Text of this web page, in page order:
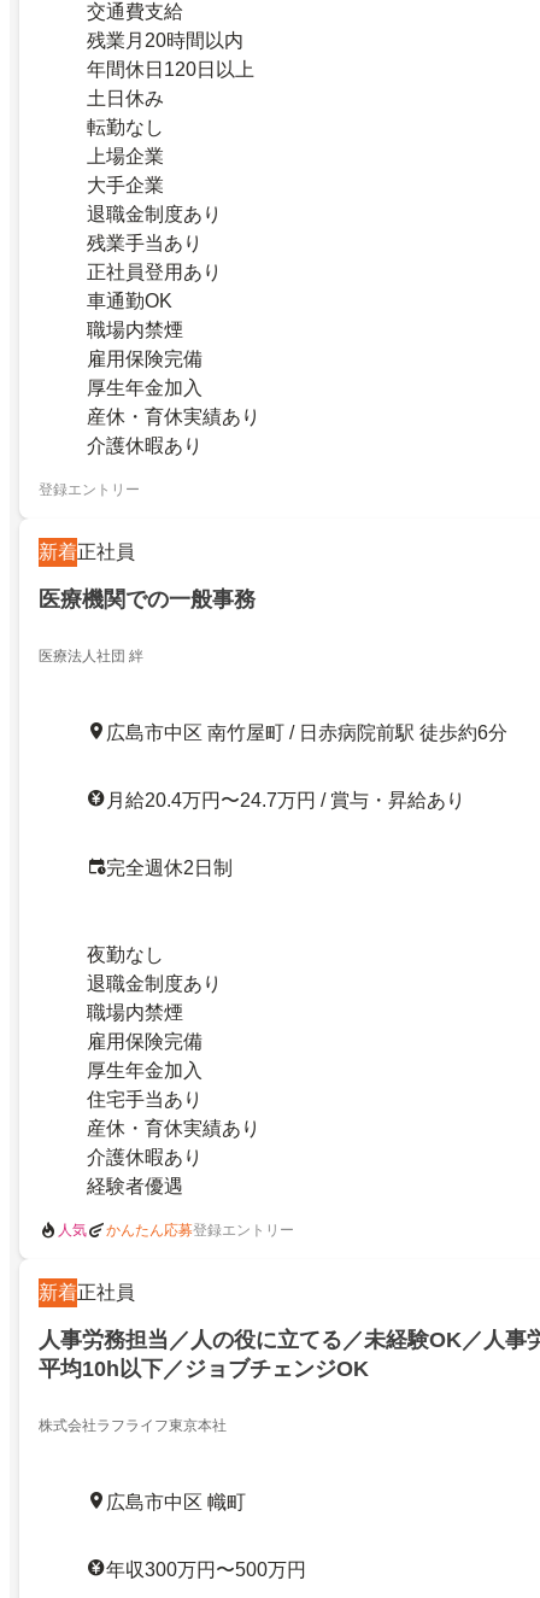
交通費支給
残業月20時間以内
年間休日120日以上
土日休み
転勤なし
上場企業
大手企業
退職金制度あり
残業手当あり
正社員登用あり
車通勤OK
職場内禁煙
雇用保険完備
厚生年金加入
産休・育休実績あり
介護休暇あり
登録エントリー
新着正社員
医療機関での一般事務
医療法人社団 絆
広島市中区 南竹屋町 / 日赤病院前駅 徒歩約6分
月給20.4万円〜24.7万円 / 賞与・昇給あり
完全週休2日制
夜勤なし
退職金制度あり
職場内禁煙
雇用保険完備
厚生年金加入
住宅手当あり
産休・育休実績あり
介護休暇あり
経験者優遇
人気 かんたん応募登録エントリー
新着正社員
人事労務担当／人の役に立てる／未経験OK／人事
平均10h以下／ジョブチェンジOK
株式会社ラフライフ東京本社
広島市中区 幟町
年収300万円〜500万円